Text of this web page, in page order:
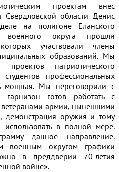
проектам внес
Свердловской области Денис
на полигоне Еланского
военного округа прошли
участвовали члены
образований. Мы
патриотического
профессиональных
мощная. Мы переговорили с
готов работать с
армии, нынешними
оружия и тому
в полной мере.
данное направление.
военным округом графики
в преддверии 70-летия
войне».